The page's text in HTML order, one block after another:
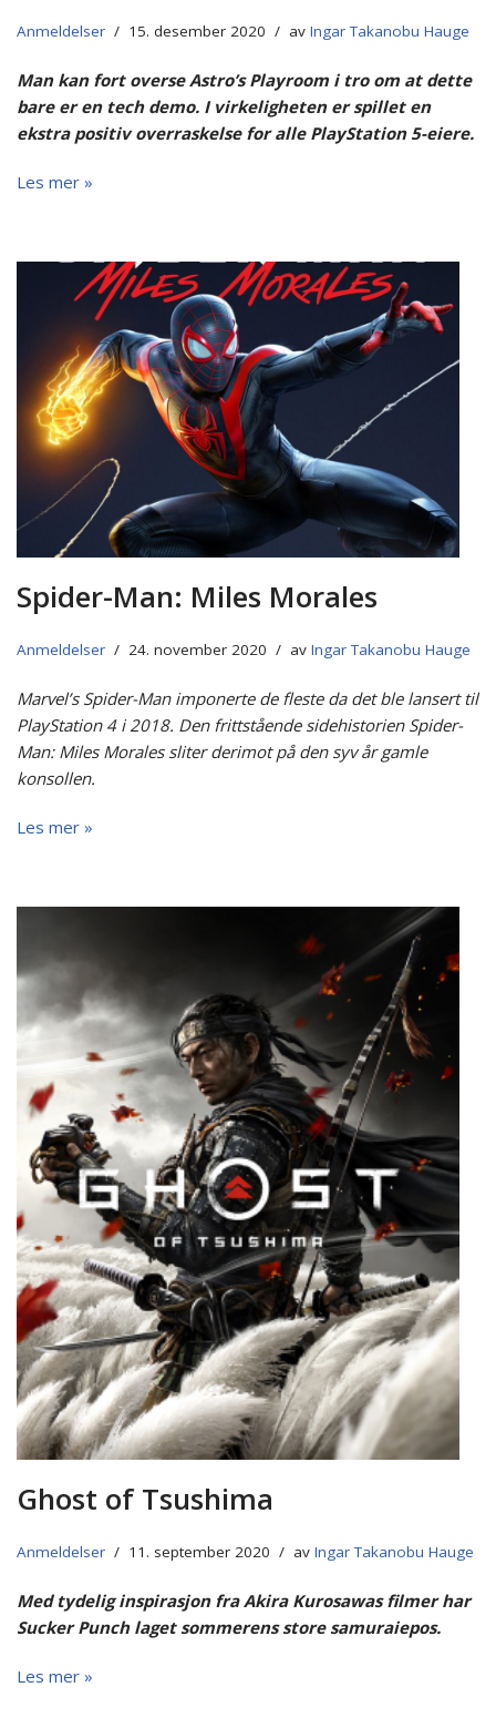
Anmeldelser 15. desember 2020 av Ingar Takanobu Hauge
Man kan fort overse Astro’s Playroom i tro om at dette
bare er en tech demo. I virkeligheten er spillet en
ekstra positiv overraskelse for alle PlayStation 5-eiere.
Les mer »
Spider-Man: Miles Morales
Anmeldelser 24. november 2020 av Ingar Takanobu Hauge
Marvel’s Spider-Man imponerte de fleste da det ble lansert til
PlayStation 4 i 2018. Den frittstående sidehistorien Spider-
Man: Miles Morales sliter derimot på den syv år gamle
konsollen.
Les mer »
Ghost of Tsushima
Anmeldelser 11. september 2020 av Ingar Takanobu Hauge
Med tydelig inspirasjon fra Akira Kurosawas filmer har
Sucker Punch laget sommerens store samuraiepos.
Les mer »